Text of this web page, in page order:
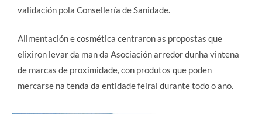
validación pola Consellería de Sanidade.
Alimentación e cosmética centraron as propostas que
elixiron levar da man da Asociación arredor dunha vintena
de marcas de proximidade, con produtos que poden
mercarse na tenda da entidade feiral durante todo o ano.